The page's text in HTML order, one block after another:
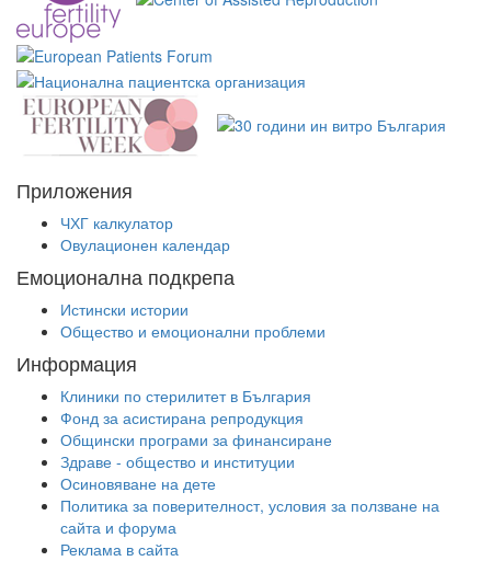
Приложения
ЧХГ калкулатор
Овулационен календар
Емоционална подкрепа
Истински истории
Общество и емоционални проблеми
Информация
Клиники по стерилитет в България
Фонд за асистирана репродукция
Общински програми за финансиране
Здраве - общество и институции
Осиновяване на дете
Политика за поверителност, условия за ползване на
сайта и форума
Реклама в сайта